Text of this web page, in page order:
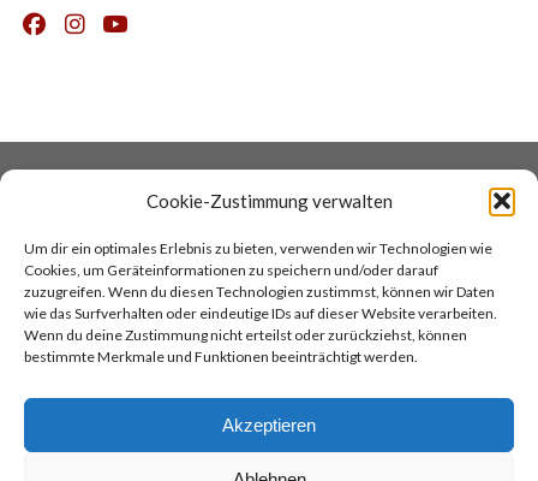
Cookie-Zustimmung verwalten
Um dir ein optimales Erlebnis zu bieten, verwenden wir Technologien wie
Cookies, um Geräteinformationen zu speichern und/oder darauf
zuzugreifen. Wenn du diesen Technologien zustimmst, können wir Daten
wie das Surfverhalten oder eindeutige IDs auf dieser Website verarbeiten.
Wenn du deine Zustimmung nicht erteilst oder zurückziehst, können
bestimmte Merkmale und Funktionen beeinträchtigt werden.
Akzeptieren
DATENSCHUTZ
COOKIES
KONTAKT
COCINA ARGENTINA
TANGOREISEN
TOP